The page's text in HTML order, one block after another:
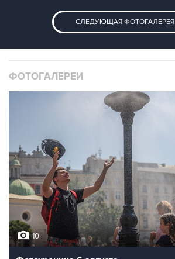
СЛЕДУЮЩАЯ ФОТОГАЛЕРЕЯ
ФОТОГАЛЕРЕИ
10